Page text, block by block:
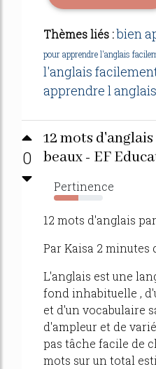
Thèmes liés :bien
pour apprendre l'anglais
l'anglais
apprendre l
0
12 mots
beaux - EF
Pertinence
50%
12 mots d'anglais
Par Kaisa 2 minutes
L'anglais est une
fond inhabituelle ,
et d'un vocabulaire
d'ampleur et de
pas tâche facile de
mots sur un total